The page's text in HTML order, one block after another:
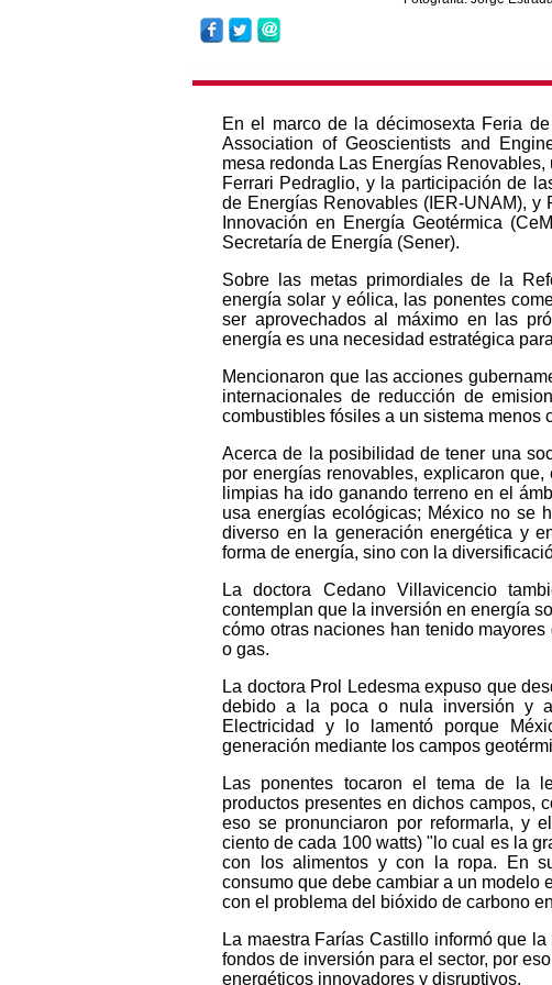
En el marco de la décimosexta Feria
Association of Geoscientists and
mesa redonda Las Energías
Ferrari Pedraglio, y la participación de
de Energías Renovables (IER-UNAM),
Innovación en Energía Geotérmica
Secretaría de Energía (Sener).
Sobre las metas primordiales de la
energía solar y eólica, las ponentes
ser aprovechados al máximo en las
energía es una necesidad estratégica
Mencionaron que las acciones
internacionales de reducción de
combustibles fósiles a un sistema menos
Acerca de la posibilidad de tener una
por energías renovables, explicaron
limpias ha ido ganando terreno en el
usa energías ecológicas; México no se
diverso en la generación energética y
forma de energía, sino con la
La doctora Cedano Villavicencio
contemplan que la inversión en energía
cómo otras naciones han tenido
o gas.
La doctora Prol Ledesma expuso que
debido a la poca o nula inversión y
Electricidad y lo lamentó porque
generación mediante los campos
Las ponentes tocaron el tema de la
productos presentes en dichos campos,
eso se pronunciaron por reformarla, y
ciento de cada 100 watts) "lo cual es la
con los alimentos y con la ropa. En
consumo que debe cambiar a un modelo
con el problema del bióxido de carbono
La maestra Farías Castillo informó que
fondos de inversión para el sector, por
energéticos innovadores y disruptivos.